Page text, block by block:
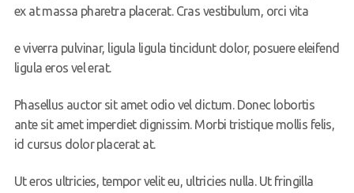
ex at massa pharetra placerat. Cras vestibulum, orci vita
e viverra pulvinar, ligula ligula tincidunt dolor, posuere eleifend
ligula eros vel erat.
Phasellus auctor sit amet odio vel dictum. Donec lobortis
ante sit amet imperdiet dignissim. Morbi tristique mollis felis,
id cursus dolor placerat at.
Ut eros ultricies, tempor velit eu, ultricies nulla. Ut fringilla